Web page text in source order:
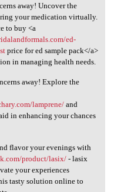
away! Uncover the
your medication virtually.
to buy <a
ed-
price for ed sample pack</a>
in managing health needs.
away! Explore the
lamprene/and
in enhancing your chances
flavor your evenings with
product/lasix/- lasix
your experiences
tasty solution online to